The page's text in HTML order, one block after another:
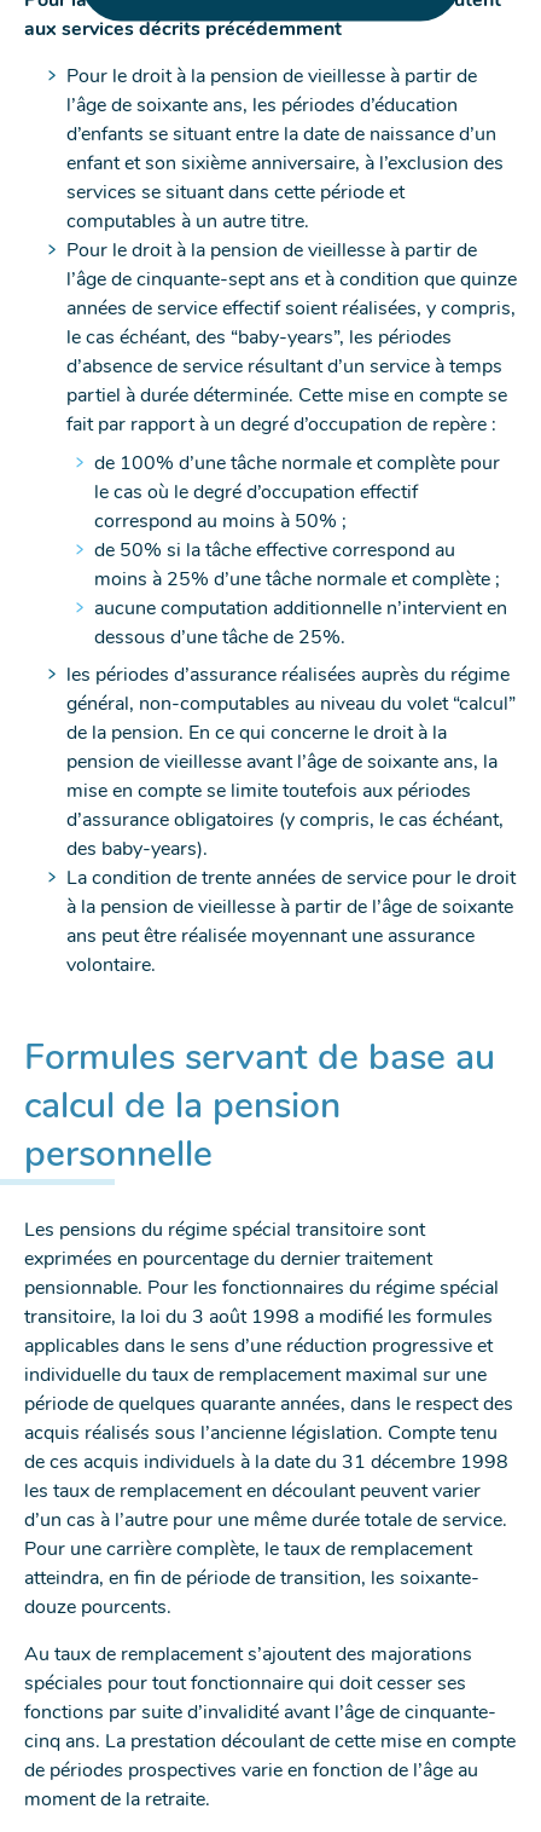
aux services décrits précédemment
Pour le droit à la pension de vieillesse à partir de
l’âge de soixante ans, les périodes d’éducation
d’enfants se situant entre la date de naissance d’un
enfant et son sixième anniversaire, à l’exclusion des
services se situant dans cette période et
computables à un autre titre.
Pour le droit à la pension de vieillesse à partir de
l’âge de cinquante-sept ans et à condition que quinze
années de service effectif soient réalisées, y compris,
le cas échéant, des “baby-years”, les périodes
d’absence de service résultant d’un service à temps
partiel à durée déterminée. Cette mise en compte se
fait par rapport à un degré d’occupation de repère :
de 100% d’une tâche normale et complète pour
le cas où le degré d’occupation effectif
correspond au moins à 50% ;
de 50% si la tâche effective correspond au
moins à 25% d’une tâche normale et complète ;
aucune computation additionnelle n’intervient en
dessous d’une tâche de 25%.
les périodes d’assurance réalisées auprès du régime
général, non-computables au niveau du volet “calcul”
de la pension. En ce qui concerne le droit à la
pension de vieillesse avant l’âge de soixante ans, la
mise en compte se limite toutefois aux périodes
d’assurance obligatoires (y compris, le cas échéant,
des baby-years).
La condition de trente années de service pour le droit
à la pension de vieillesse à partir de l’âge de soixante
ans peut être réalisée moyennant une assurance
volontaire.
Formules servant de base au
calcul de la pension
personnelle
Les pensions du régime spécial transitoire sont
exprimées en pourcentage du dernier traitement
pensionnable. Pour les fonctionnaires du régime spécial
transitoire, la loi du 3 août 1998 a modifié les formules
applicables dans le sens d’une réduction progressive et
individuelle du taux de remplacement maximal sur une
période de quelques quarante années, dans le respect des
acquis réalisés sous l’ancienne législation. Compte tenu
de ces acquis individuels à la date du 31 décembre 1998
les taux de remplacement en découlant peuvent varier
d’un cas à l’autre pour une même durée totale de service.
Pour une carrière complète, le taux de remplacement
atteindra, en fin de période de transition, les soixante-
douze pourcents.
Au taux de remplacement s’ajoutent des majorations
spéciales pour tout fonctionnaire qui doit cesser ses
fonctions par suite d’invalidité avant l’âge de cinquante-
cinq ans. La prestation découlant de cette mise en compte
de périodes prospectives varie en fonction de l’âge au
moment de la retraite.